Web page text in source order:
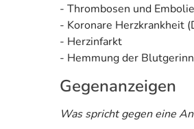
- Thrombosen und
- Koronare Herzkrankheit
- Herzinfarkt
- Hemmung der
Gegenanzeigen
Was spricht gegen eine